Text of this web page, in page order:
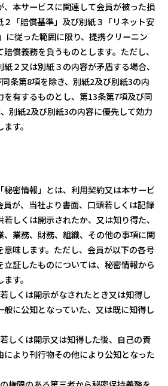
、本サービスに関連して会員が被った損
２「賠償基準」及び別紙３「リネット安
に従った範囲に限り、提携クリーニン
償義務を負うものとします。ただし、
２又は別紙３の内容が矛盾する場合、
条第8項を除き、別紙2及び別紙3の内
を有するものとし、第13条第7項及び同
別紙2及び別紙3の内容に優先して効力
す。
秘密情報」とは、利用契約又は本サービ
員が、当社より書面、口頭若しくは記録
しくは開示されたか、又は知り得た、
、業務、財務、組織、その他の事項に関
意味します。ただし、会員が以下の各号
立証したものについては、秘密情報から
す。
しくは開示がなされたとき又は知得し
般に公知となっていた、又は既に知得し
しくは開示又は知得した後、自己の責
により刊行物その他により公知となった